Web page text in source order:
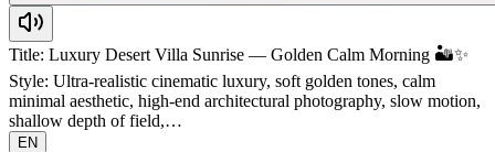
Title: Luxury Desert Villa Sunrise — Golden Calm Morning 🏜️✨
Style: Ultra-realistic cinematic luxury, soft golden tones, calm
minimal aesthetic, high-end architectural photography, slow motion,
shallow depth of field,…
EN